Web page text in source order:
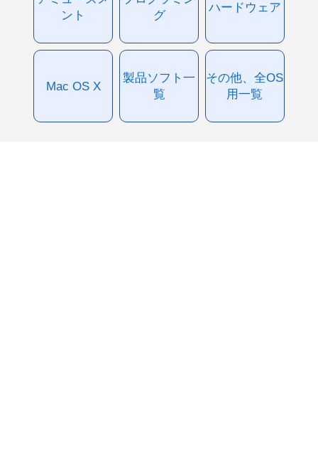
ント
グ
ハードウェア
Mac OS X
製品ソフト一
覧
その他、全OS
用一覧